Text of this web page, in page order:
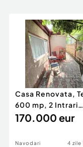
Casa Renovata,
600 mp, 2 Intrari
Separate,
170.000 eur
Navodari 4 zile